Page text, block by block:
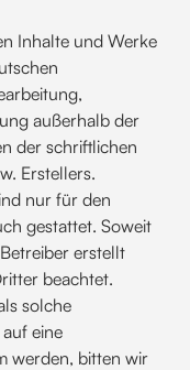
Inhalte und Werke
außerhalb der
der schriftlichen
Erstellers.
nur für den
gestattet. Soweit
erstellt
beachtet.
solche
eine
werden, bitten wir